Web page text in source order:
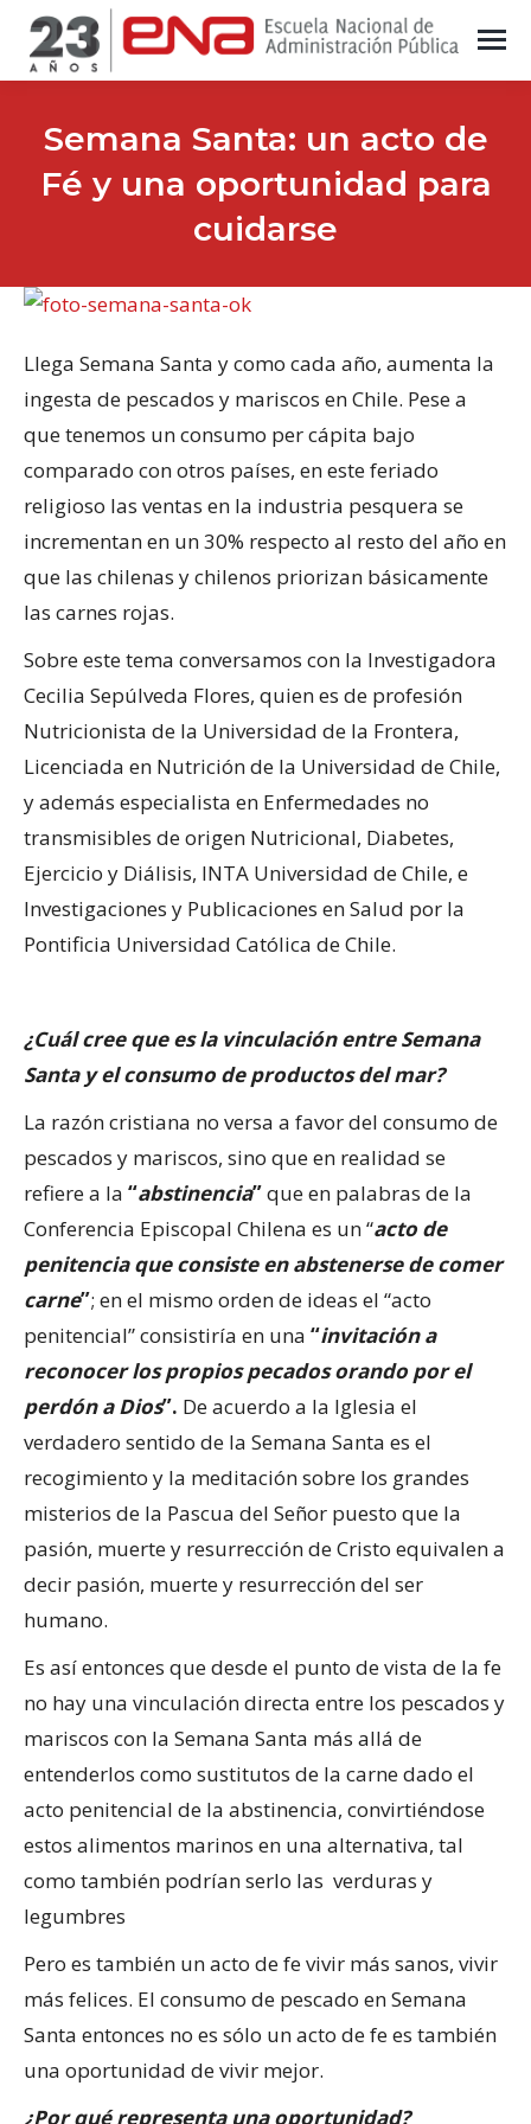
Semana Santa: un acto de
Fé y una oportunidad para
cuidarse
Llega Semana Santa y como cada año, aumenta la
ingesta de pescados y mariscos en Chile. Pese a
que tenemos un consumo per cápita bajo
comparado con otros países, en este feriado
religioso las ventas en la industria pesquera se
incrementan en un 30% respecto al resto del año en
que las chilenas y chilenos priorizan básicamente
las carnes rojas.
Sobre este tema conversamos con la Investigadora
Cecilia Sepúlveda Flores, quien es de profesión
Nutricionista de la Universidad de la Frontera,
Licenciada en Nutrición de la Universidad de Chile,
y además especialista en Enfermedades no
transmisibles de origen Nutricional, Diabetes,
Ejercicio y Diálisis, INTA Universidad de Chile, e
Investigaciones y Publicaciones en Salud por la
Pontificia Universidad Católica de Chile.
¿Cuál cree que es la vinculación entre Semana
Santa y el consumo de productos del mar?
La razón cristiana no versa a favor del consumo de
pescados y mariscos, sino que en realidad se
refiere a la “abstinencia”que en palabras de la
Conferencia Episcopal Chilena es un “acto de
penitencia que consiste en abstenerse de comer
carne”; en el mismo orden de ideas el “acto
penitencial” consistiría en una “invitación a
reconocer los propios pecados orando por el
perdón a Dios”. De acuerdo a la Iglesia el
verdadero sentido de la Semana Santa es el
recogimiento y la meditación sobre los grandes
misterios de la Pascua del Señor puesto que la
pasión, muerte y resurrección de Cristo equivalen a
decir pasión, muerte y resurrección del ser
humano.
Es así entonces que desde el punto de vista de la fe
no hay una vinculación directa entre los pescados y
mariscos con la Semana Santa más allá de
entenderlos como sustitutos de la carne dado el
acto penitencial de la abstinencia, convirtiéndose
estos alimentos marinos en una alternativa, tal
como también podrían serlo las verduras y
legumbres
Pero es también un acto de fe vivir más sanos, vivir
más felices. El consumo de pescado en Semana
Santa entonces no es sólo un acto de fe es también
una oportunidad de vivir mejor.
¿Por qué representa una oportunidad?